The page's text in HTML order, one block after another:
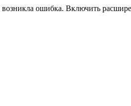
ошибка. Включить